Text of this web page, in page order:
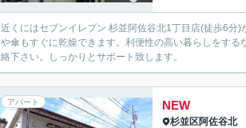
近くにはセブンイレブン 杉並阿佐谷北1丁目店(徒歩6分
や傘もすぐに乾燥できます。利便性の高い暮らしをす
絡下さい。しっかりとサポート致します。
アパート NEW
杉並区阿佐谷北